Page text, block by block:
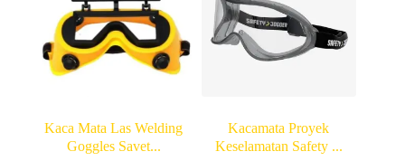
Kaca Mata Las Welding
Goggles Savet...
Kacamata Proyek
Keselamatan Safety ...